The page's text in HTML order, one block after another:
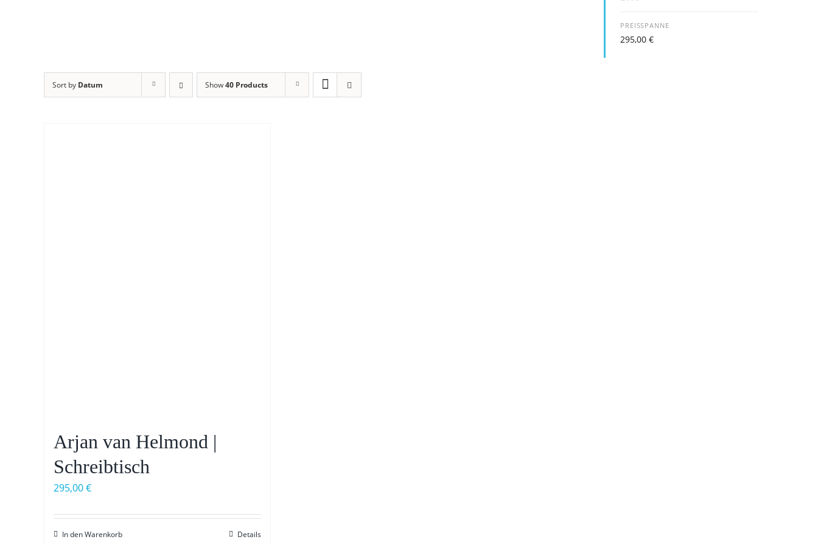
PREISSPANNE
295,00 €
Sort by Datum Show40 Products
Arjan van Helmond |
Schreibtisch
295,00€
In den Warenkorb Details